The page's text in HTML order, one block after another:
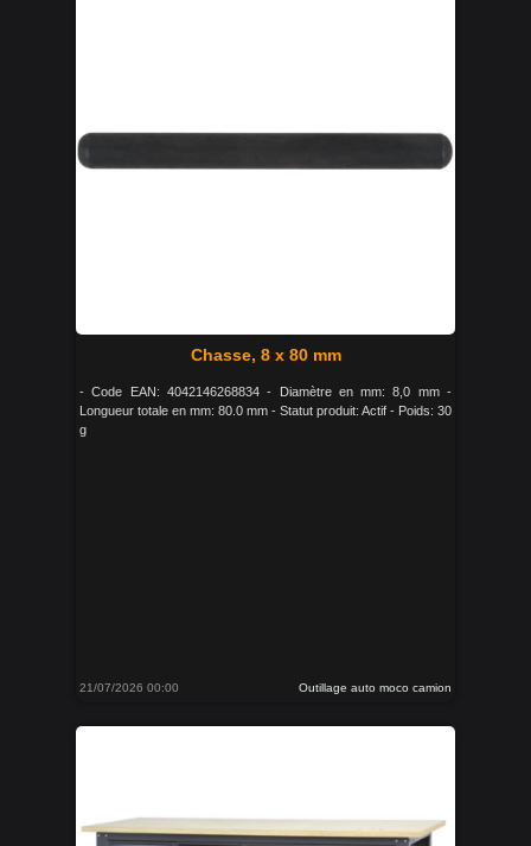
Chasse, 8 x 80 mm
- Code EAN: 4042146268834 - Diamètre en mm: 8,0 mm -
Longueur totale en mm: 80.0 mm - Statut produit: Actif - Poids: 30
g
21/07/2026 00:00 Outillage auto moco camion